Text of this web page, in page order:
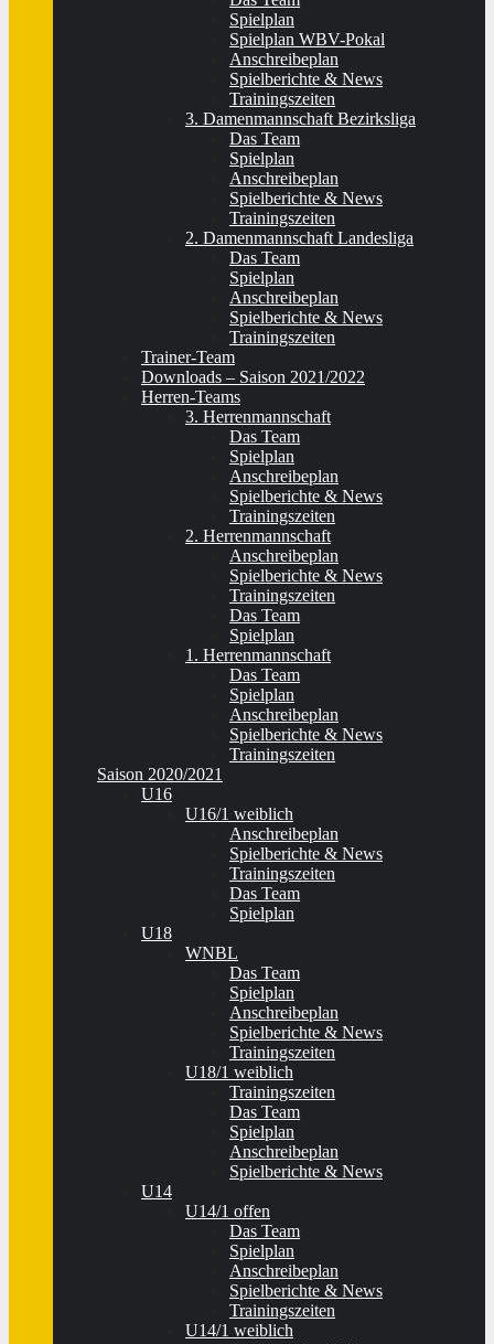
Spielplan
Spielplan WBV-Pokal
Anschreibeplan
Spielberichte & News
Trainingszeiten
3. Damenmannschaft Bezirksliga
Das Team
Spielplan
Anschreibeplan
Spielberichte & News
Trainingszeiten
2. Damenmannschaft Landesliga
Das Team
Spielplan
Anschreibeplan
Spielberichte & News
Trainingszeiten
Trainer-Team
Downloads – Saison 2021/2022
Herren-Teams
3. Herrenmannschaft
Das Team
Spielplan
Anschreibeplan
Spielberichte & News
Trainingszeiten
2. Herrenmannschaft
Anschreibeplan
Spielberichte & News
Trainingszeiten
Das Team
Spielplan
1. Herrenmannschaft
Das Team
Spielplan
Anschreibeplan
Spielberichte & News
Trainingszeiten
Saison 2020/2021
U16
U16/1 weiblich
Anschreibeplan
Spielberichte & News
Trainingszeiten
Das Team
Spielplan
U18
WNBL
Das Team
Spielplan
Anschreibeplan
Spielberichte & News
Trainingszeiten
U18/1 weiblich
Trainingszeiten
Das Team
Spielplan
Anschreibeplan
Spielberichte & News
U14
U14/1 offen
Das Team
Spielplan
Anschreibeplan
Spielberichte & News
Trainingszeiten
U14/1 weiblich